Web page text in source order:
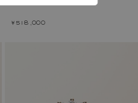
￥518,000